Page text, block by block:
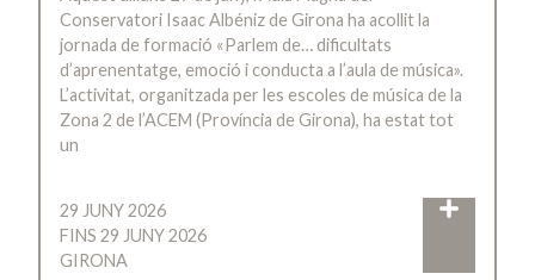
Conservatori Isaac Albéniz de Girona ha acollit la
jornada de formació «Parlem de… dificultats
d’aprenentatge, emoció i conducta a l’aula de música».
L’activitat, organitzada per les escoles de música de la
Zona 2 de l’ACEM (Província de Girona), ha estat tot
un
29 JUNY 2026
FINS 29 JUNY 2026
GIRONA